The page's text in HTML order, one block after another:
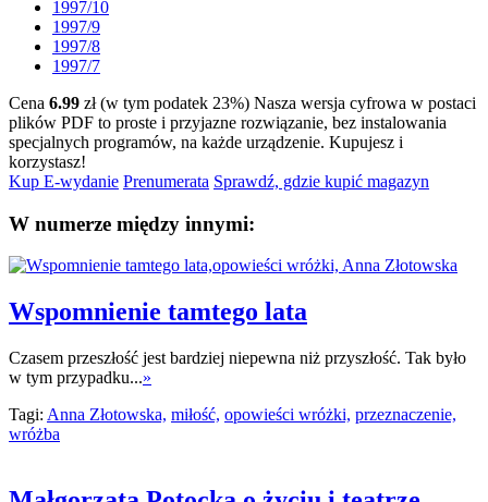
1997/10
1997/9
1997/8
1997/7
Cena 6.99 zł (w tym podatek 23%) Nasza wersja cyfrowa w postaci
plików PDF to proste i przyjazne rozwiązanie, bez instalowania
specjalnych programów, na każde urządzenie. Kupujesz i
korzystasz!
Kup E-wydanie Prenumerata Sprawdź, gdzie kupić magazyn
W numerze między innymi:
Wspomnienie tamtego lata
Czasem przeszłość jest bardziej niepewna niż przyszłość. Tak było
w tym przypadku...»
Tagi: Anna Złotowska, miłość, opowieści wróżki, przeznaczenie,
wróżba